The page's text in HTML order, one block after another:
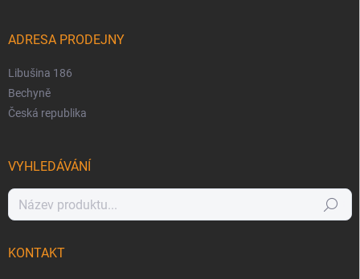
ADRESA PRODEJNY
Libušina 186
Bechyně
Česká republika
VYHLEDÁVÁNÍ
Hledat
KONTAKT